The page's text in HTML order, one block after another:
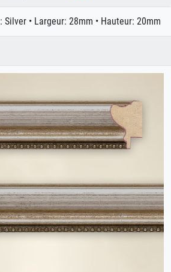
Silver • Largeur: 28mm • Hauteur: 20mm